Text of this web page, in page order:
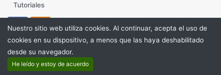
Tutoriales
Nuestro sitio web utiliza cookies. Al continuar, acepta el uso de
cookies en su dispositivo, a menos que las haya deshabilitado
desde su navegador.
He leído y estoy de acuerdo